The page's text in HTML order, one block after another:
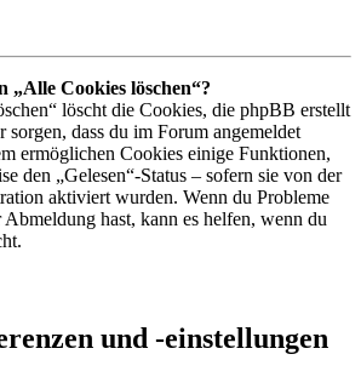
„Alle Cookies löschen“?
löscht die Cookies, die phpBB erstellt
sorgen, dass du im Forum angemeldet
ermöglichen Cookies einige Funktionen,
den „Gelesen“-Status – sofern sie von der
aktiviert wurden. Wenn du Probleme
hast, kann es helfen, wenn du
und -einstellungen